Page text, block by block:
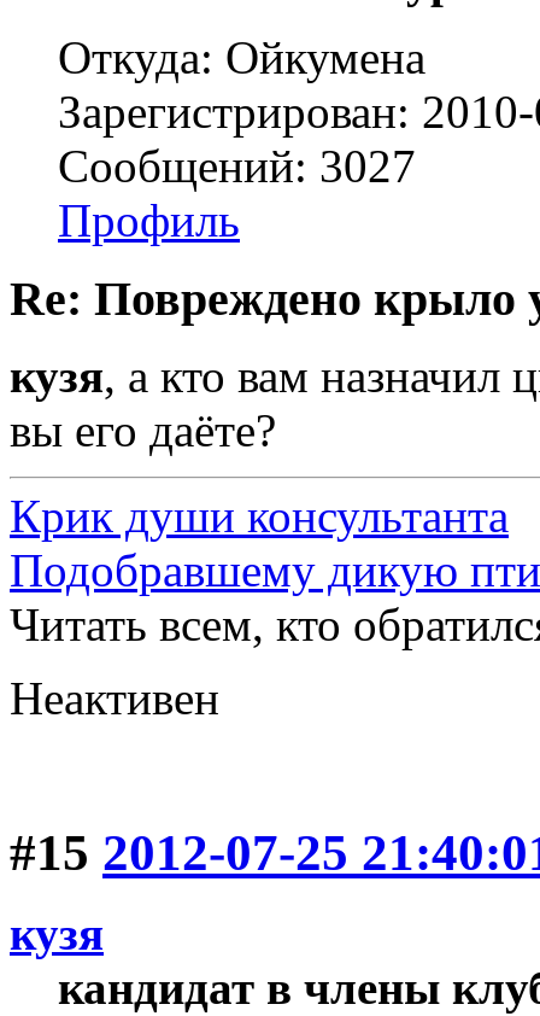
Откуда: Ойкумена
Зарегистрирован:
Сообщений: 3027
Профиль
Re: Повреждено крыло
кузя, а кто вам назначил
вы его даёте?
Крик души консультанта
Подобравшему дикую
Читать всем, кто
Неактивен
#15 2012-07-25
кузя
кандидат в члены